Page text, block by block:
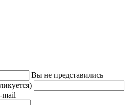
Вы не представились
mail